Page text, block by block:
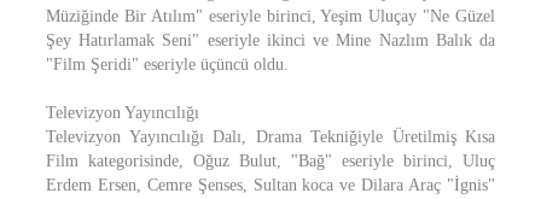
Müziğinde Bir Atılım" eseriyle birinci, Yeşim Uluçay "Ne Güzel
Şey Hatırlamak Seni" eseriyle ikinci ve Mine Nazlım Balık da
"Film Şeridi" eseriyle üçüncü oldu.
Televizyon Yayıncılığı
Televizyon Yayıncılığı Dalı, Drama Tekniğiyle Üretilmiş Kısa
Film kategorisinde, Oğuz Bulut, "Bağ" eseriyle birinci, Uluç
Erdem Ersen, Cemre Şenses, Sultan koca ve Dilara Araç "İgnis"